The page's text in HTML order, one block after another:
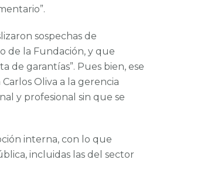
sospechas de
de la Fundación, y que
de garantías”. Pues bien, ese
Oliva a la gerencia
y profesional sin que se
interna, con lo que
incluidas las del sector